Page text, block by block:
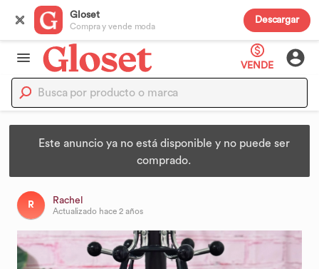
Gloset
Compra y vende moda
Descargar
VENDE
Este anuncio ya no está disponible y no puede ser
comprado.
R Rachel
Actualizado hace 2 años